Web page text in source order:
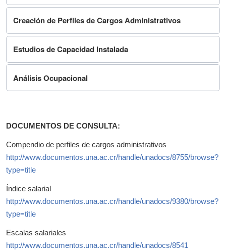
Creación de Perfiles de Cargos Administrativos
Estudios de Capacidad Instalada
Análisis Ocupacional
DOCUMENTOS DE CONSULTA:
Compendio de perfiles de cargos administrativos
http://www.documentos.una.ac.cr/handle/unadocs/8755/browse?
type=title
Índice salarial
http://www.documentos.una.ac.cr/handle/unadocs/9380/browse?
type=title
Escalas salariales
http://www.documentos.una.ac.cr/handle/unadocs/8541